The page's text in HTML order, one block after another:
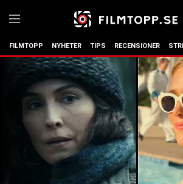
FILMTOPP NYHETER TIPS RECENSIONER